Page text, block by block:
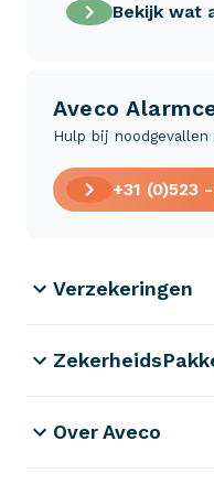
Bekijk wat
Aveco
Hulp bij noodgevallen
+31 (0)523
Verzekeringen
Over Aveco